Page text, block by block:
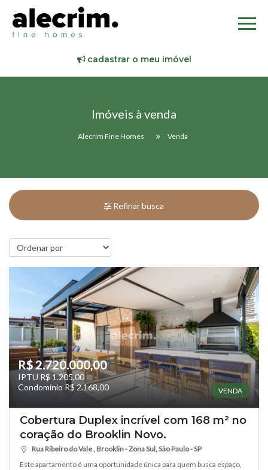
cadastrar o meu imóvel
Imóveis à venda
Alecrim Fine Homes Venda
Refinar busca
R$ 2.720.000,00
IPTU R$ 1.205,00
Condomínio R$ 2.168,00
VENDA
Cobertura Duplex incrível com 168 m² no
coração do Brooklin Novo.
Rua Ribeiro do Vale , Brooklin - Zona Sul, São Paulo - SP
Este apartamento é uma oportunidade única para quem busca espaço,